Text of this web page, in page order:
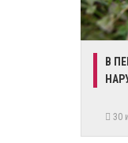
В
30